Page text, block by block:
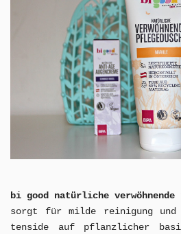
bi good natürliche
sorgt für milde reinigung
tenside auf pflanzlicher